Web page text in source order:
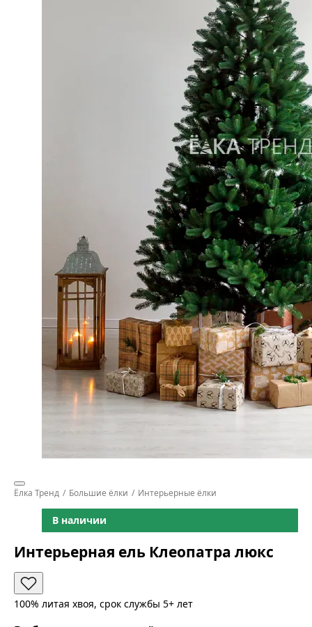
Ёлка Тренд Большие ёлки Интерьерные ёлки
В наличии
Интерьерная ель Клеопатра люкс
100% литая хвоя, срок службы 5+ лет